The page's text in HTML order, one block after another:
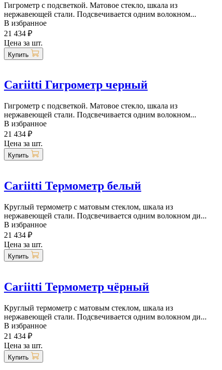
Гигрометр с подсветкой. Матовое стекло, шкала из
нержавеющей стали. Подсвечивается одним волокном...
В избранное
21 434 ₽
Цена за шт.
Купить
Cariitti Гигрометр черный
Гигрометр с подсветкой. Матовое стекло, шкала из
нержавеющей стали. Подсвечивается одним волокном...
В избранное
21 434 ₽
Цена за шт.
Купить
Cariitti Термометр белый
Круглый термометр с матовым стеклом, шкала из
нержавеющей стали. Подсвечивается одним волокном ди...
В избранное
21 434 ₽
Цена за шт.
Купить
Cariitti Термометр чёрный
Круглый термометр с матовым стеклом, шкала из
нержавеющей стали. Подсвечивается одним волокном ди...
В избранное
21 434 ₽
Цена за шт.
Купить